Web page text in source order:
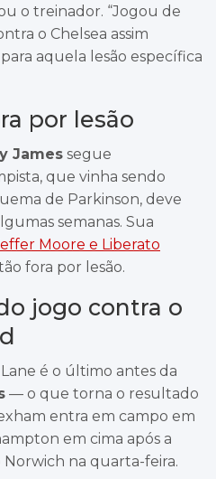
o treinador. “Jogou de
o Chelsea assim
aquela lesão específica
por lesão
James segue
que vinha sendo
de Parkinson, deve
semanas. Sua
Moore e Liberato
fora por lesão.
jogo contra o
é o último antes da
— o que torna o resultado
entra em campo em
em cima após a
Norwich na quarta-feira.